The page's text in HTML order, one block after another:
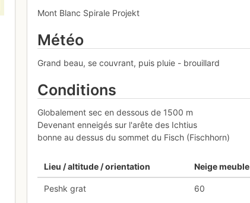
Mont Blanc Spirale Projekt
Météo
Grand beau, se couvrant, puis pluie - brouillard
Conditions
Globalement sec en dessous de 1500 m
Devenant enneigés sur l'arête des Ichtius
bonne au dessus du sommet du Fisch (Fischhorn)
Lieu / altitude / orientation Neige meuble
Peshk grat 60